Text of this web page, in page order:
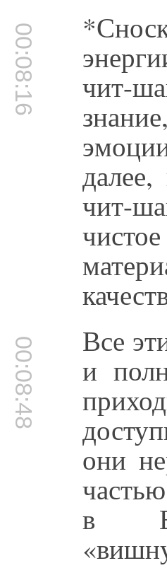
00:08:16 чит-
чит-
00:08:48 Все
и
они
в